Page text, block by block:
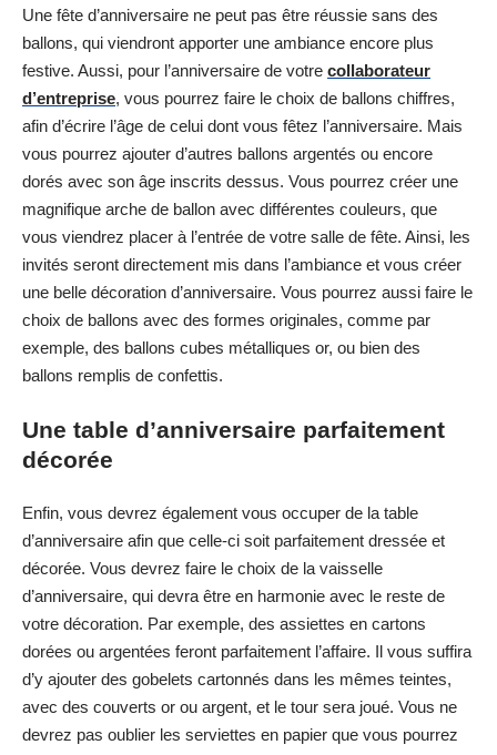
Une fête d’anniversaire ne peut pas être réussie sans des
ballons, qui viendront apporter une ambiance encore plus
festive. Aussi, pour l’anniversaire de votre collaborateur
d’entreprise, vous pourrez faire le choix de ballons chiffres,
afin d’écrire l’âge de celui dont vous fêtez l’anniversaire. Mais
vous pourrez ajouter d’autres ballons argentés ou encore
dorés avec son âge inscrits dessus. Vous pourrez créer une
magnifique arche de ballon avec différentes couleurs, que
vous viendrez placer à l’entrée de votre salle de fête. Ainsi, les
invités seront directement mis dans l’ambiance et vous créer
une belle décoration d’anniversaire. Vous pourrez aussi faire le
choix de ballons avec des formes originales, comme par
exemple, des ballons cubes métalliques or, ou bien des
ballons remplis de confettis.
Une table d’anniversaire parfaitement
décorée
Enfin, vous devrez également vous occuper de la table
d’anniversaire afin que celle-ci soit parfaitement dressée et
décorée. Vous devrez faire le choix de la vaisselle
d’anniversaire, qui devra être en harmonie avec le reste de
votre décoration. Par exemple, des assiettes en cartons
dorées ou argentées feront parfaitement l’affaire. Il vous suffira
d’y ajouter des gobelets cartonnés dans les mêmes teintes,
avec des couverts or ou argent, et le tour sera joué. Vous ne
devrez pas oublier les serviettes en papier que vous pourrez